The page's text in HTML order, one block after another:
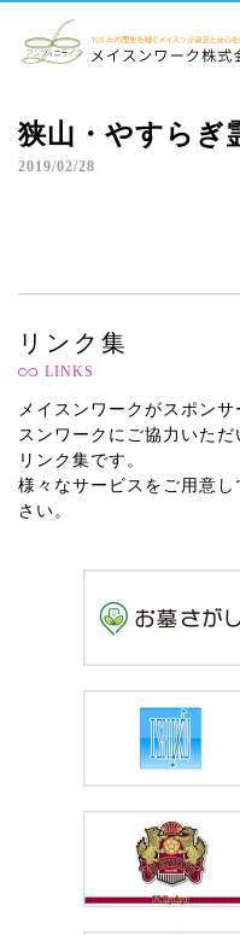
狭山・やすらぎ
2019/02/28
リンク集
LINKS
メイスンワークがスポン
スンワークにご協力いた
リンク集です。
様々なサービスをご用意
さい。